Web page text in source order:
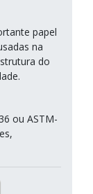
papel
na
do
ou ASTM-